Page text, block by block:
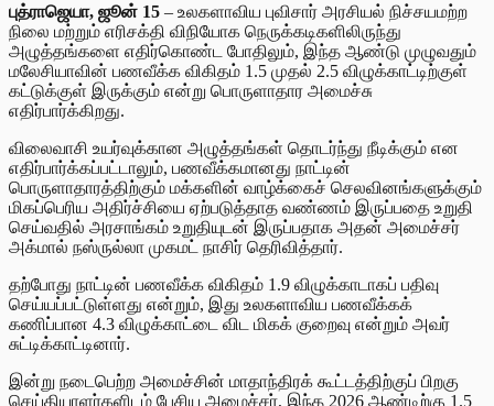
புத்ராஜெயா, ஜூன் 15 – உலகளாவிய புவிசார் அரசியல் நிச்சயமற்ற
நிலை மற்றும் எரிசக்தி விநியோக நெருக்கடிகளிலிருந்து
அழுத்தங்களை எதிர்கொண்ட போதிலும், இந்த ஆண்டு முழுவதும்
மலேசியாவின் பணவீக்க விகிதம் 1.5 முதல் 2.5 விழுக்காட்டிற்குள்
கட்டுக்குள் இருக்கும் என்று பொருளாதார அமைச்சு
எதிர்பார்க்கிறது.
விலைவாசி உயர்வுக்கான அழுத்தங்கள் தொடர்ந்து நீடிக்கும் என
எதிர்பார்க்கப்பட்டாலும், பணவீக்கமானது நாட்டின்
பொருளாதாரத்திற்கும் மக்களின் வாழ்க்கைச் செலவினங்களுக்கும்
மிகப்பெரிய அதிர்ச்சியை ஏற்படுத்தாத வண்ணம் இருப்பதை உறுதி
செய்வதில் அரசாங்கம் உறுதியுடன் இருப்பதாக அதன் அமைச்சர்
அக்மால் நஸ்ருல்லா முகமட் நாசிர் தெரிவித்தார்.
தற்போது நாட்டின் பணவீக்க விகிதம் 1.9 விழுக்காடாகப் பதிவு
செய்யப்பட்டுள்ளது என்றும், இது உலகளாவிய பணவீக்கக்
கணிப்பான 4.3 விழுக்காட்டை விட மிகக் குறைவு என்றும் அவர்
சுட்டிக்காட்டினார்.
இன்று நடைபெற்ற அமைச்சின் மாதாந்திரக் கூட்டத்திற்குப் பிறகு
செய்தியாளர்களிடம் பேசிய அமைச்சர், இந்த 2026 ஆண்டிற்கு 1.5